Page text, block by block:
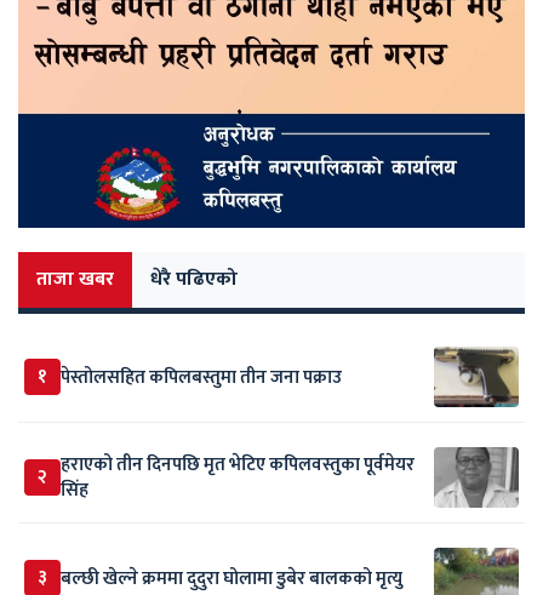
ताजा खबर धेरै पढिएको
१ पेस्तोलसहित कपिलबस्तुमा तीन जना पक्राउ
२ हराएको तीन दिनपछि मृत भेटिए कपिलवस्तुका पूर्वमेयर
सिंह
३ बल्छी खेल्ने क्रममा दुदुरा घोलामा डुबेर बालकको मृत्यु